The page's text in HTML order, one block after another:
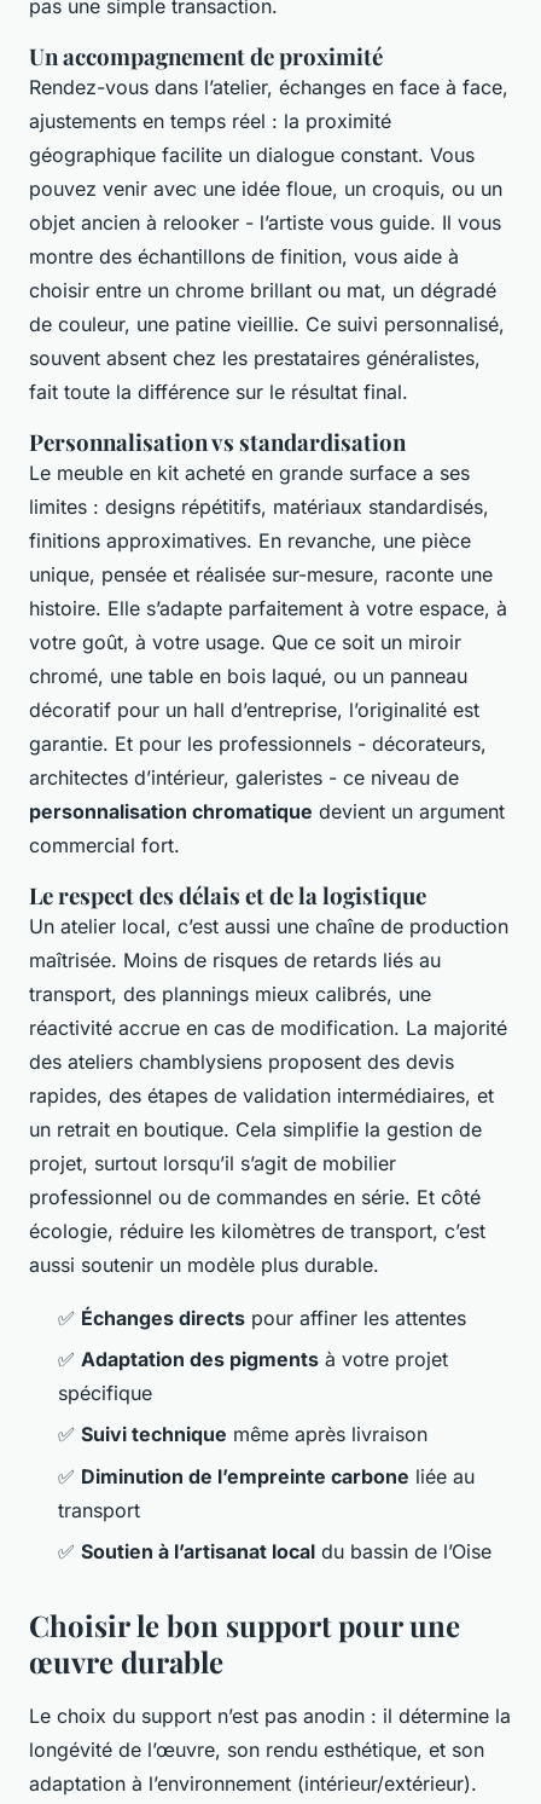
pas une simple transaction.
Un accompagnement de proximité
Rendez-vous dans l’atelier, échanges en face à face,
ajustements en temps réel : la proximité
géographique facilite un dialogue constant. Vous
pouvez venir avec une idée floue, un croquis, ou un
objet ancien à relooker - l’artiste vous guide. Il vous
montre des échantillons de finition, vous aide à
choisir entre un chrome brillant ou mat, un dégradé
de couleur, une patine vieillie. Ce suivi personnalisé,
souvent absent chez les prestataires généralistes,
fait toute la différence sur le résultat final.
Personnalisation vs standardisation
Le meuble en kit acheté en grande surface a ses
limites : designs répétitifs, matériaux standardisés,
finitions approximatives. En revanche, une pièce
unique, pensée et réalisée sur-mesure, raconte une
histoire. Elle s’adapte parfaitement à votre espace, à
votre goût, à votre usage. Que ce soit un miroir
chromé, une table en bois laqué, ou un panneau
décoratif pour un hall d’entreprise, l’originalité est
garantie. Et pour les professionnels - décorateurs,
architectes d’intérieur, galeristes - ce niveau de
personnalisation chromatique devient un argument
commercial fort.
Le respect des délais et de la logistique
Un atelier local, c’est aussi une chaîne de production
maîtrisée. Moins de risques de retards liés au
transport, des plannings mieux calibrés, une
réactivité accrue en cas de modification. La majorité
des ateliers chamblysiens proposent des devis
rapides, des étapes de validation intermédiaires, et
un retrait en boutique. Cela simplifie la gestion de
projet, surtout lorsqu’il s’agit de mobilier
professionnel ou de commandes en série. Et côté
écologie, réduire les kilomètres de transport, c’est
aussi soutenir un modèle plus durable.
✅ Échanges directs pour affiner les attentes
✅ Adaptation des pigments à votre projet
spécifique
✅ Suivi technique même après livraison
✅ Diminution de l’empreinte carbone liée au
transport
✅ Soutien à l’artisanat local du bassin de l’Oise
Choisir le bon support pour une
œuvre durable
Le choix du support n’est pas anodin : il détermine la
longévité de l’œuvre, son rendu esthétique, et son
adaptation à l’environnement (intérieur/extérieur).